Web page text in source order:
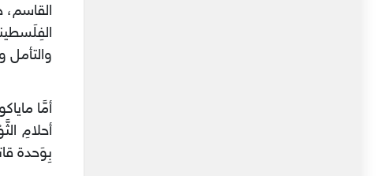
والتأمل
أمَّا
أحلامِ
بِوَحدة